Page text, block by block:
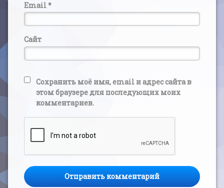
Email*
Сайт
Сохранить моё имя, email и адрес сайта в
этом браузере для последующих моих
комментариев.